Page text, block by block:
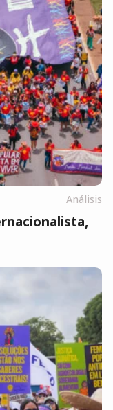
Análisis